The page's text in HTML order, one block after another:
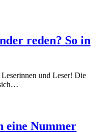
reden? So in
und Leser! Die
eine Nummer